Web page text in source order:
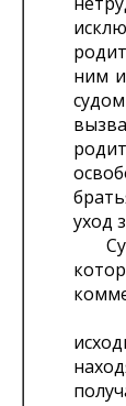
ним
уход